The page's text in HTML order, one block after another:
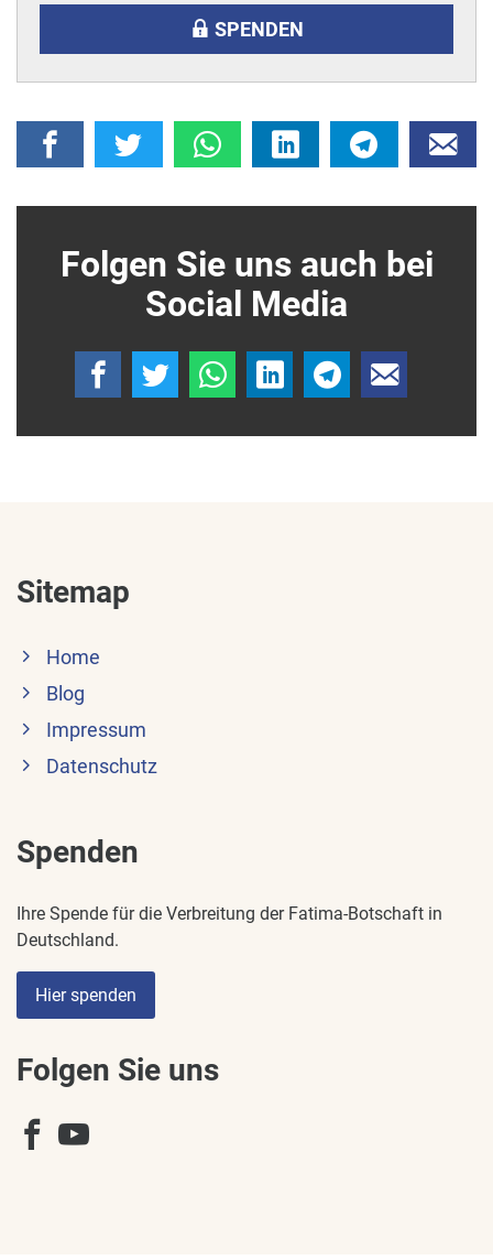
SPENDEN
Folgen Sie uns auch bei
Social Media
Sitemap
Home
Blog
Impressum
Datenschutz
Spenden
Ihre Spende für die Verbreitung der Fatima-Botschaft in
Deutschland.
Hier spenden
Folgen Sie uns